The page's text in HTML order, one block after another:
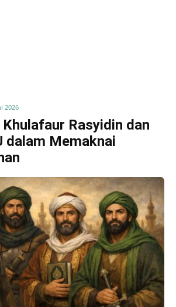
2026
Rasyidin dan
dalam Memaknai